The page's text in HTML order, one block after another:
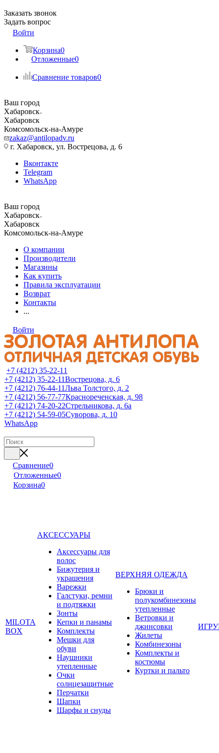
Заказать звонок
Задать вопрос
Войти
Корзина0
Отложенные0
Сравнение товаров0
Ваш город
Хабаровск
Хабаровск
Комсомольск-на-Амуре
zakaz@antilopadv.ru
г. Хабаровск, ул. Вострецова, д. 6
Вконтакте
Telegram
WhatsApp
Ваш город
Хабаровск
Хабаровск
Комсомольск-на-Амуре
О компании
Производители
Магазины
Как купить
Правила эксплуатации
Возврат
Контакты
...
Войти
+7 (4212) 35-22-11
+7 (4212) 35-22-11Вострецова, д. 6
+7 (4212) 76-44-11Льва Толстого, д. 2
+7 (4212) 56-77-77Краснореченская, д. 98
+7 (4212) 74-20-22Стрельникова, д. 6а
+7 (4212) 54-59-05Суворова, д. 10
WhatsApp
Сравнение0
Отложенные0
Корзина0
MILOTA
BOX
АКСЕССУАРЫ
Аксессуары для
волос
Бижутерия и
украшения
Варежки
Галстуки, ремни
и подтяжки
Зонты
Кепки и панамы
Комплекты
Мешки для
обуви
Наушники
утепленные
Очки
солнцезащитные
Перчатки
Шапки
Шарфы и снуды
ВЕРХНЯЯ ОДЕЖДА
Брюки и
полукомбинезоны
утепленные
Ветровки и
джинсовки
Жилеты
Комбинезоны
Комплекты и
костюмы
Куртки и пальто